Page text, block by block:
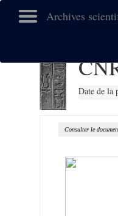
Archives
Date de la
Consulter le